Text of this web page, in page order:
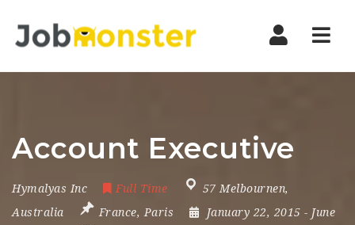
Account Executive
Hymalyas Inc Full Time 57 Melbournen,
Australia
France, Paris January 22, 2015 - June